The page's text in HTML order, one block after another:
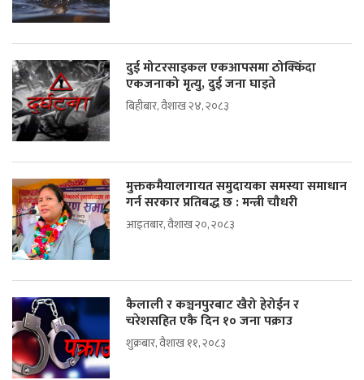
दुई मोटरसाइकल एकआपसमा ठोक्किँदा
एकजनाको मृत्यु, दुई जना घाइते
बिहीबार, वैशाख २४, २०८३
मुक्तकमैयालगायत समुदायका समस्या समाधान
गर्न सरकार प्रतिबद्ध छ : मन्त्री चौधरी
आइतबार, वैशाख २०, २०८३
कैलाली र कञ्चनपुरबाट खैरो हेरोईन र
चरेशसहित एकै दिन १० जना पक्राउ
शुक्रबार, वैशाख ११, २०८३